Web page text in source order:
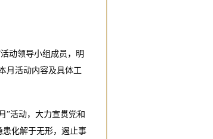
动领导小组成员，明
月活动内容及具体工
”活动，大力宣贯党和
患化解于无形，遏止事